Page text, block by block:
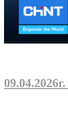
09.04.2026г